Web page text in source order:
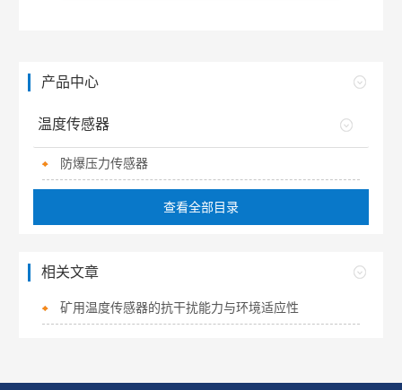
产品中心
温度传感器
防爆压力传感器
查看全部目录
相关文章
矿用温度传感器的抗干扰能力与环境适应性